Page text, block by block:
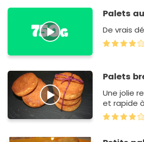
Palets
De vrais
Palets
Une jolie
et rapide